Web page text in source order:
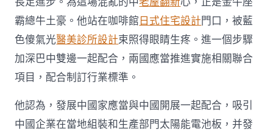
霸總牛土豪。他站在咖啡館日式住宅設計門口，被藍
色傻氣光醫美診所設計束照得眼睛生疼。進一個步驟
加深巴中雙邊一起配合，兩國應當推進實施相關聯合
項目，配合制訂行業標準。
他認為，發展中國家應當與中國開展一起配合，吸引
中國企業在當地組裝和生產部門太陽能電池板，并發